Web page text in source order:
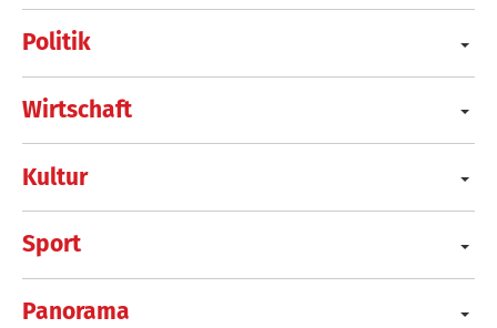
Politik
Wirtschaft
Kultur
Sport
Panorama